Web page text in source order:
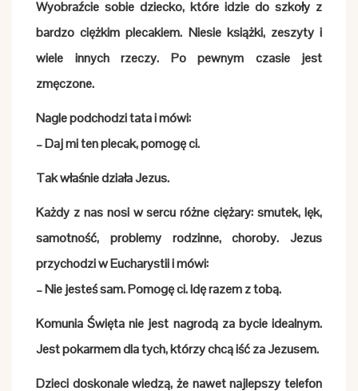
Wyobraźcie sobie dziecko, które idzie do szkoły z
bardzo ciężkim plecakiem. Niesie książki, zeszyty i
wiele innych rzeczy. Po pewnym czasie jest
zmęczone.
Nagle podchodzi tata i mówi:
– Daj mi ten plecak, pomogę ci.
Tak właśnie działa Jezus.
Każdy z nas nosi w sercu różne ciężary: smutek, lęk,
samotność, problemy rodzinne, choroby. Jezus
przychodzi w Eucharystii i mówi:
– Nie jesteś sam. Pomogę ci. Idę razem z tobą.
Komunia Święta nie jest nagrodą za bycie idealnym.
Jest pokarmem dla tych, którzy chcą iść za Jezusem.
Dzieci doskonale wiedzą, że nawet najlepszy telefon